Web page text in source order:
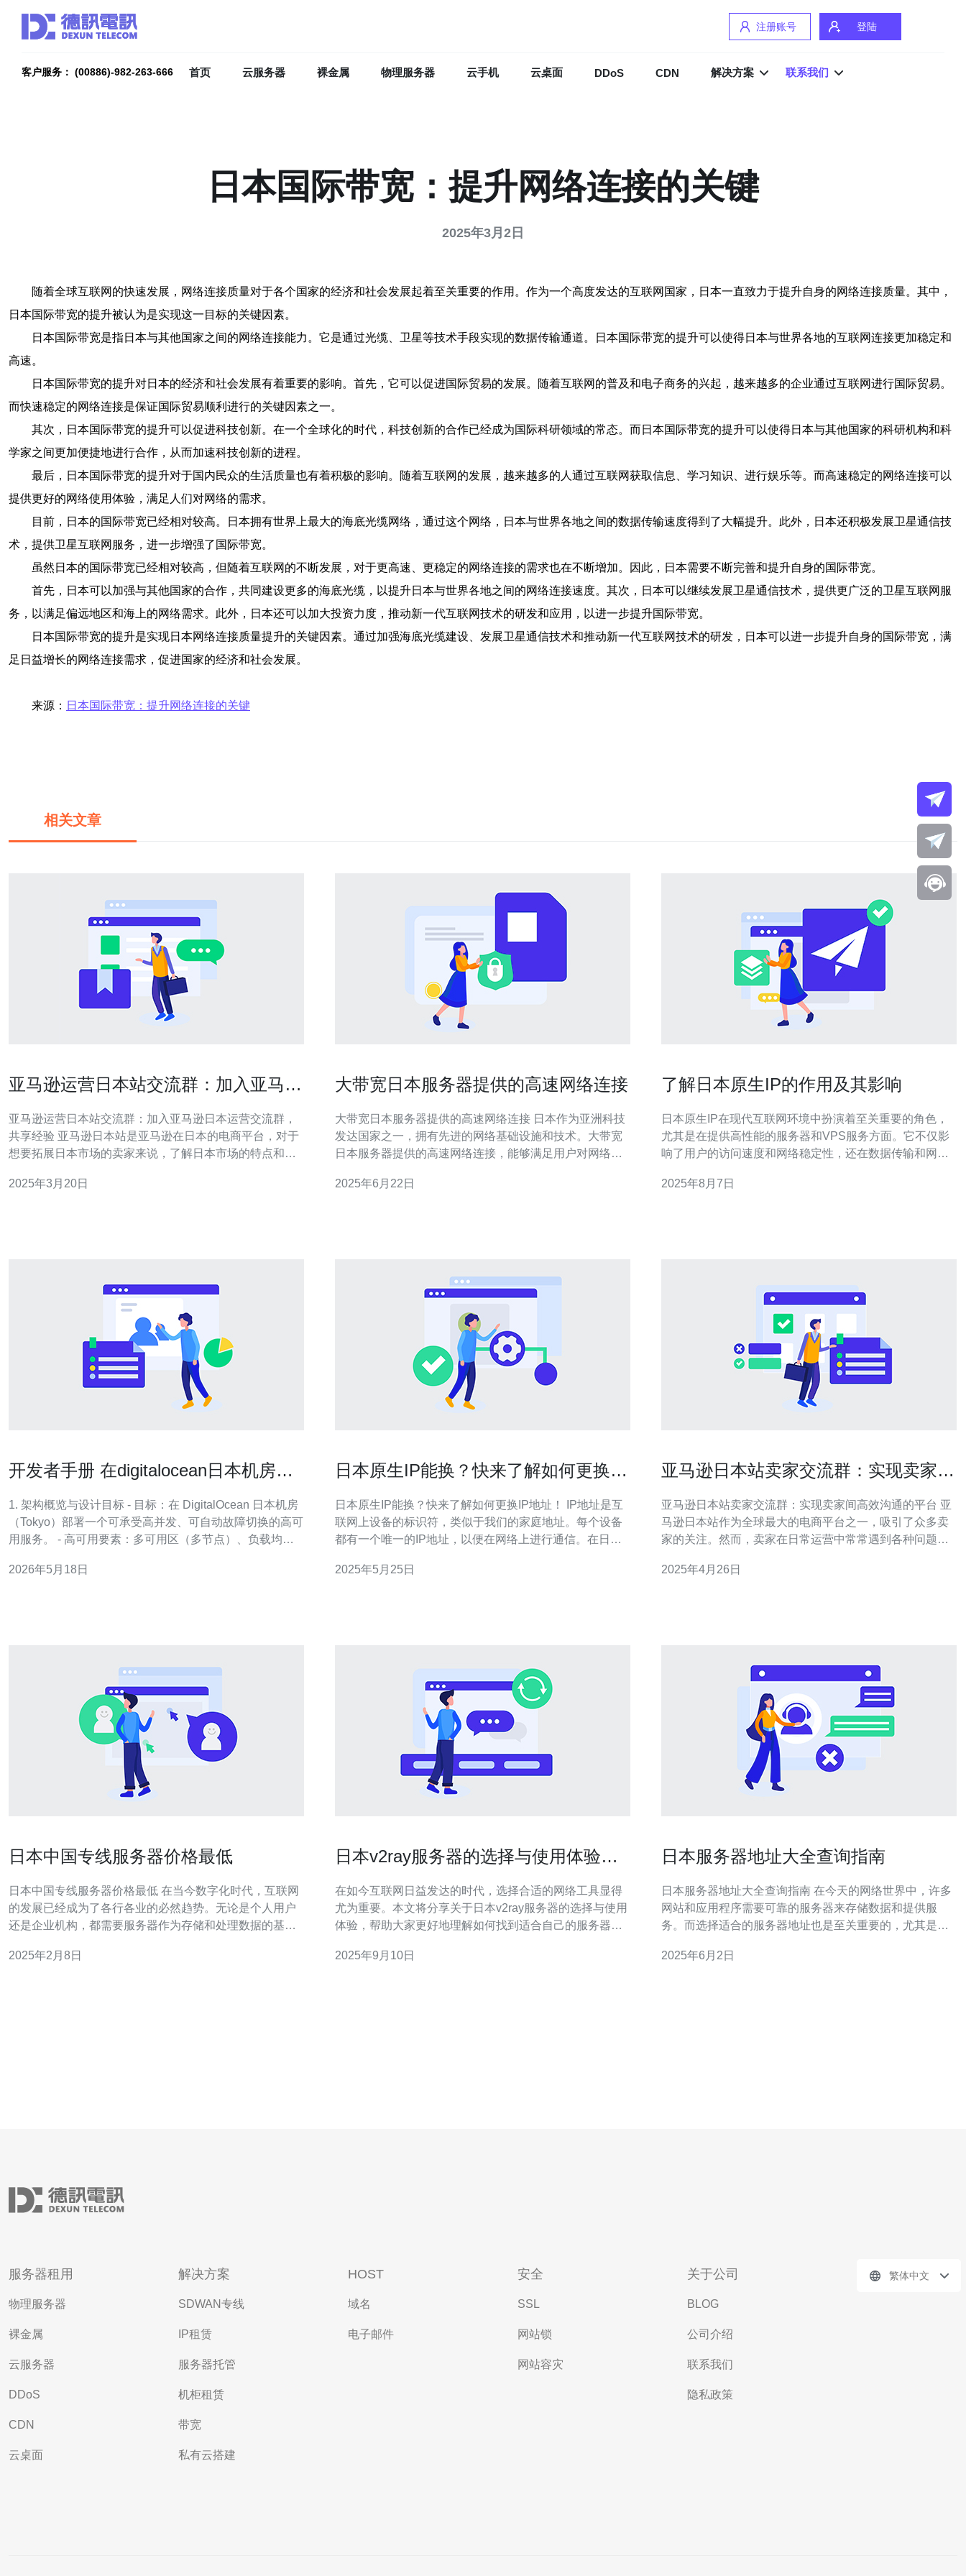
注册账号 登陆
客户服务： (00886)-982-263-666 首页 云服务器 裸金属 物理服务器 云手机 云桌面 DDoS CDN 解决方案 联系我们
日本国际带宽：提升网络连接的关键
2025年3月2日
随着全球互联网的快速发展，网络连接质量对于各个国家的经济和社会发展起着至关重要的作用。作为一个高度发达的互联网国家，日本一直致力于提升自身的网络连接质量。其中，
日本国际带宽的提升被认为是实现这一目标的关键因素。
日本国际带宽是指日本与其他国家之间的网络连接能力。它是通过光缆、卫星等技术手段实现的数据传输通道。日本国际带宽的提升可以使得日本与世界各地的互联网连接更加稳定和
高速。
日本国际带宽的提升对日本的经济和社会发展有着重要的影响。首先，它可以促进国际贸易的发展。随着互联网的普及和电子商务的兴起，越来越多的企业通过互联网进行国际贸易。
而快速稳定的网络连接是保证国际贸易顺利进行的关键因素之一。
其次，日本国际带宽的提升可以促进科技创新。在一个全球化的时代，科技创新的合作已经成为国际科研领域的常态。而日本国际带宽的提升可以使得日本与其他国家的科研机构和科
学家之间更加便捷地进行合作，从而加速科技创新的进程。
最后，日本国际带宽的提升对于国内民众的生活质量也有着积极的影响。随着互联网的发展，越来越多的人通过互联网获取信息、学习知识、进行娱乐等。而高速稳定的网络连接可以
提供更好的网络使用体验，满足人们对网络的需求。
目前，日本的国际带宽已经相对较高。日本拥有世界上最大的海底光缆网络，通过这个网络，日本与世界各地之间的数据传输速度得到了大幅提升。此外，日本还积极发展卫星通信技
术，提供卫星互联网服务，进一步增强了国际带宽。
虽然日本的国际带宽已经相对较高，但随着互联网的不断发展，对于更高速、更稳定的网络连接的需求也在不断增加。因此，日本需要不断完善和提升自身的国际带宽。
首先，日本可以加强与其他国家的合作，共同建设更多的海底光缆，以提升日本与世界各地之间的网络连接速度。其次，日本可以继续发展卫星通信技术，提供更广泛的卫星互联网服
务，以满足偏远地区和海上的网络需求。此外，日本还可以加大投资力度，推动新一代互联网技术的研发和应用，以进一步提升国际带宽。
日本国际带宽的提升是实现日本网络连接质量提升的关键因素。通过加强海底光缆建设、发展卫星通信技术和推动新一代互联网技术的研发，日本可以进一步提升自身的国际带宽，满
足日益增长的网络连接需求，促进国家的经济和社会发展。
来源： 日本国际带宽：提升网络连接的关键
相关文章
亚马逊运营日本站交流群：加入亚马逊
亚马逊运营日本站交流群：加入亚马逊日本运营交流群，
共享经验 亚马逊日本站是亚马逊在日本的电商平台，对于
想要拓展日本市场的卖家来说，了解日本市场的特点和运
捷的交流平台，通过加入这个群组，你可以与其他卖家进
2025年3月20日
大带宽日本服务器提供的高速网络连接
大带宽日本服务器提供的高速网络连接 日本作为亚洲科技
发达国家之一，拥有先进的网络基础设施和技术。大带宽
日本服务器提供的高速网络连接，能够满足用户对网络速
务器的优势主要体现在以下几个方面： 稳定性：日本服务
2025年6月22日
了解日本原生IP的作用及其影响
日本原生IP在现代互联网环境中扮演着至关重要的角色，
尤其是在提供高性能的服务器和VPS服务方面。它不仅影
响了用户的访问速度和网络稳定性，还在数据传输和网络
的作用及其影响，并推荐德讯电讯作为提供高质量服务的
2025年8月7日
开发者手册 在digitalocean日本机房上
1. 架构概览与设计目标 - 目标：在 DigitalOcean 日本机房
（Tokyo）部署一个可承受高并发、可自动故障切换的高可
用服务。 - 高可用要素：多可用区（多节点）、负载均
离：使用 VPC 私有网络划分前端、应用和数据库子网，限
2026年5月18日
日本原生IP能换？快来了解如何更换IP
日本原生IP能换？快来了解如何更换IP地址！ IP地址是互
联网上设备的标识符，类似于我们的家庭地址。每个设备
都有一个唯一的IP地址，以便在网络上进行通信。在日
地址。 有时候，我们需要更换IP地址来解决一些问题，比
2025年5月25日
亚马逊日本站卖家交流群：实现卖家间
亚马逊日本站卖家交流群：实现卖家间高效沟通的平台 亚
马逊日本站作为全球最大的电商平台之一，吸引了众多卖
家的关注。然而，卖家在日常运营中常常遇到各种问题，
好地交流与合作，亚马逊日本站推出了卖家交流群，成为
2025年4月26日
日本中国专线服务器价格最低
日本中国专线服务器价格最低 在当今数字化时代，互联网
的发展已经成为了各行各业的必然趋势。无论是个人用户
还是企业机构，都需要服务器作为存储和处理数据的基础
迟高、速度慢等问题。然而，近年来，日本中国专线服务
2025年2月8日
日本v2ray服务器的选择与使用体验分
在如今互联网日益发达的时代，选择合适的网络工具显得
尤为重要。本文将分享关于日本v2ray服务器的选择与使用
体验，帮助大家更好地理解如何找到适合自己的服务器，
器？ 选择日本v2ray服务器的原因主要有两个：一是网络速
2025年9月10日
日本服务器地址大全查询指南
日本服务器地址大全查询指南 在今天的网络世界中，许多
网站和应用程序需要可靠的服务器来存储数据和提供服
务。而选择适合的服务器地址也是至关重要的，尤其是对
本服务器地址的重要性远比你想象的更为重要。 查询日本
2025年6月2日
服务器租用
物理服务器
裸金属
云服务器
DDoS
CDN
云桌面
解决方案
SDWAN专线
IP租赁
服务器托管
机柜租赁
带宽
私有云搭建
HOST
域名
电子邮件
安全
SSL
网站锁
网站容灾
关于公司
BLOG
公司介绍
联系我们
隐私政策
繁体中文